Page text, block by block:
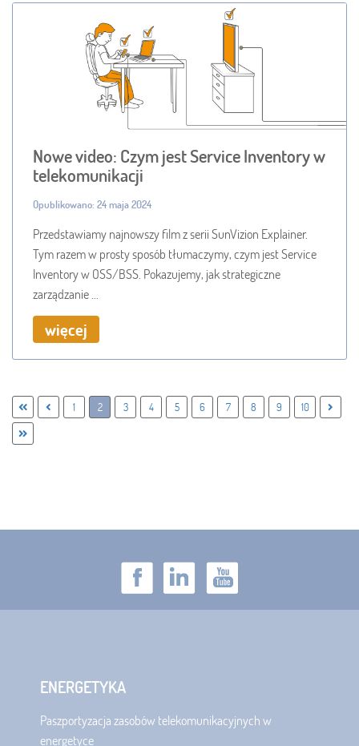
Nowe video: Czym jest Service Inventory w
telekomunikacji
Opublikowano: 24 maja 2024
Przedstawiamy najnowszy film z serii SunVizion Explainer.
Tym razem w prosty sposób tłumaczymy, czym jest Service
Inventory w OSS/BSS. Pokazujemy, jak strategiczne
zarządzanie ...
więcej
1 2 3 4 5 6 7 8 9 10
ENERGETYKA
Paszportyzacja zasobów telekomunikacyjnych w
energetyce